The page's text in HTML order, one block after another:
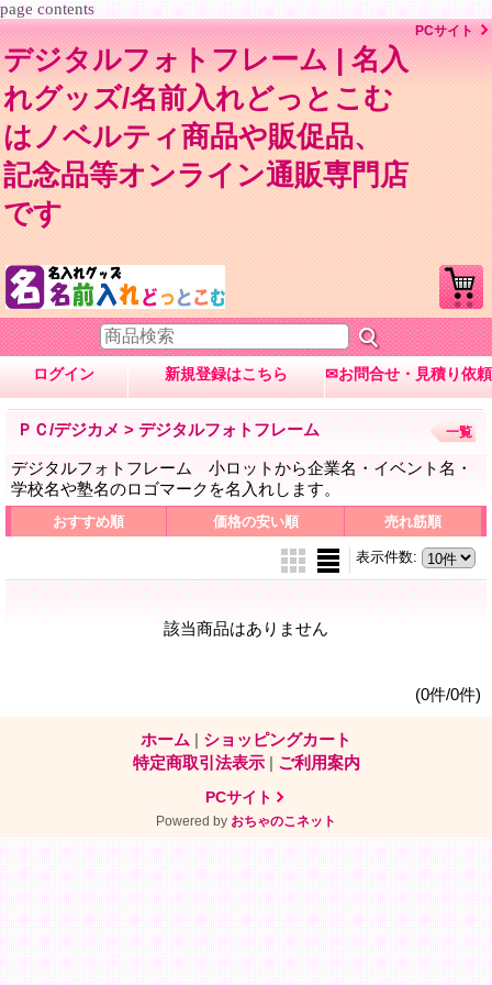
page contents
デジタルフォトフレーム | 名入
れグッズ/名前入れどっとこむ
はノベルティ商品や販促品、
記念品等オンライン通販専門店
です
PCサイト
ログイン 新規登録はこちら ✉お問合せ・見積り依頼
ＰＣ/デジカメ > デジタルフォトフレーム
デジタルフォトフレーム 小ロットから企業名・イベント名・
学校名や塾名のロゴマークを名入れします。
一覧
おすすめ順 価格の安い順 売れ筋順
表示件数:
該当商品はありません
(0件/0件)
ホーム | ショッピングカート
特定商取引法表示 | ご利用案内
PCサイト
Powered by おちゃのこネット